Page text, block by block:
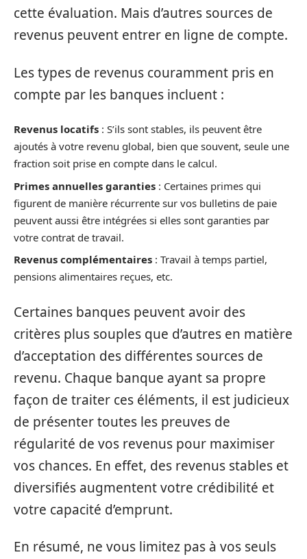
cette évaluation. Mais d’autres sources de
revenus peuvent entrer en ligne de compte.
Les types de revenus couramment pris en
compte par les banques incluent :
Revenus locatifs : S’ils sont stables, ils peuvent être
ajoutés à votre revenu global, bien que souvent, seule une
fraction soit prise en compte dans le calcul.
Primes annuelles garanties : Certaines primes qui
figurent de manière récurrente sur vos bulletins de paie
peuvent aussi être intégrées si elles sont garanties par
votre contrat de travail.
Revenus complémentaires : Travail à temps partiel,
pensions alimentaires reçues, etc.
Certaines banques peuvent avoir des
critères plus souples que d’autres en matière
d’acceptation des différentes sources de
revenu. Chaque banque ayant sa propre
façon de traiter ces éléments, il est judicieux
de présenter toutes les preuves de
régularité de vos revenus pour maximiser
vos chances. En effet, des revenus stables et
diversifiés augmentent votre crédibilité et
votre capacité d’emprunt.
En résumé, ne vous limitez pas à vos seuls